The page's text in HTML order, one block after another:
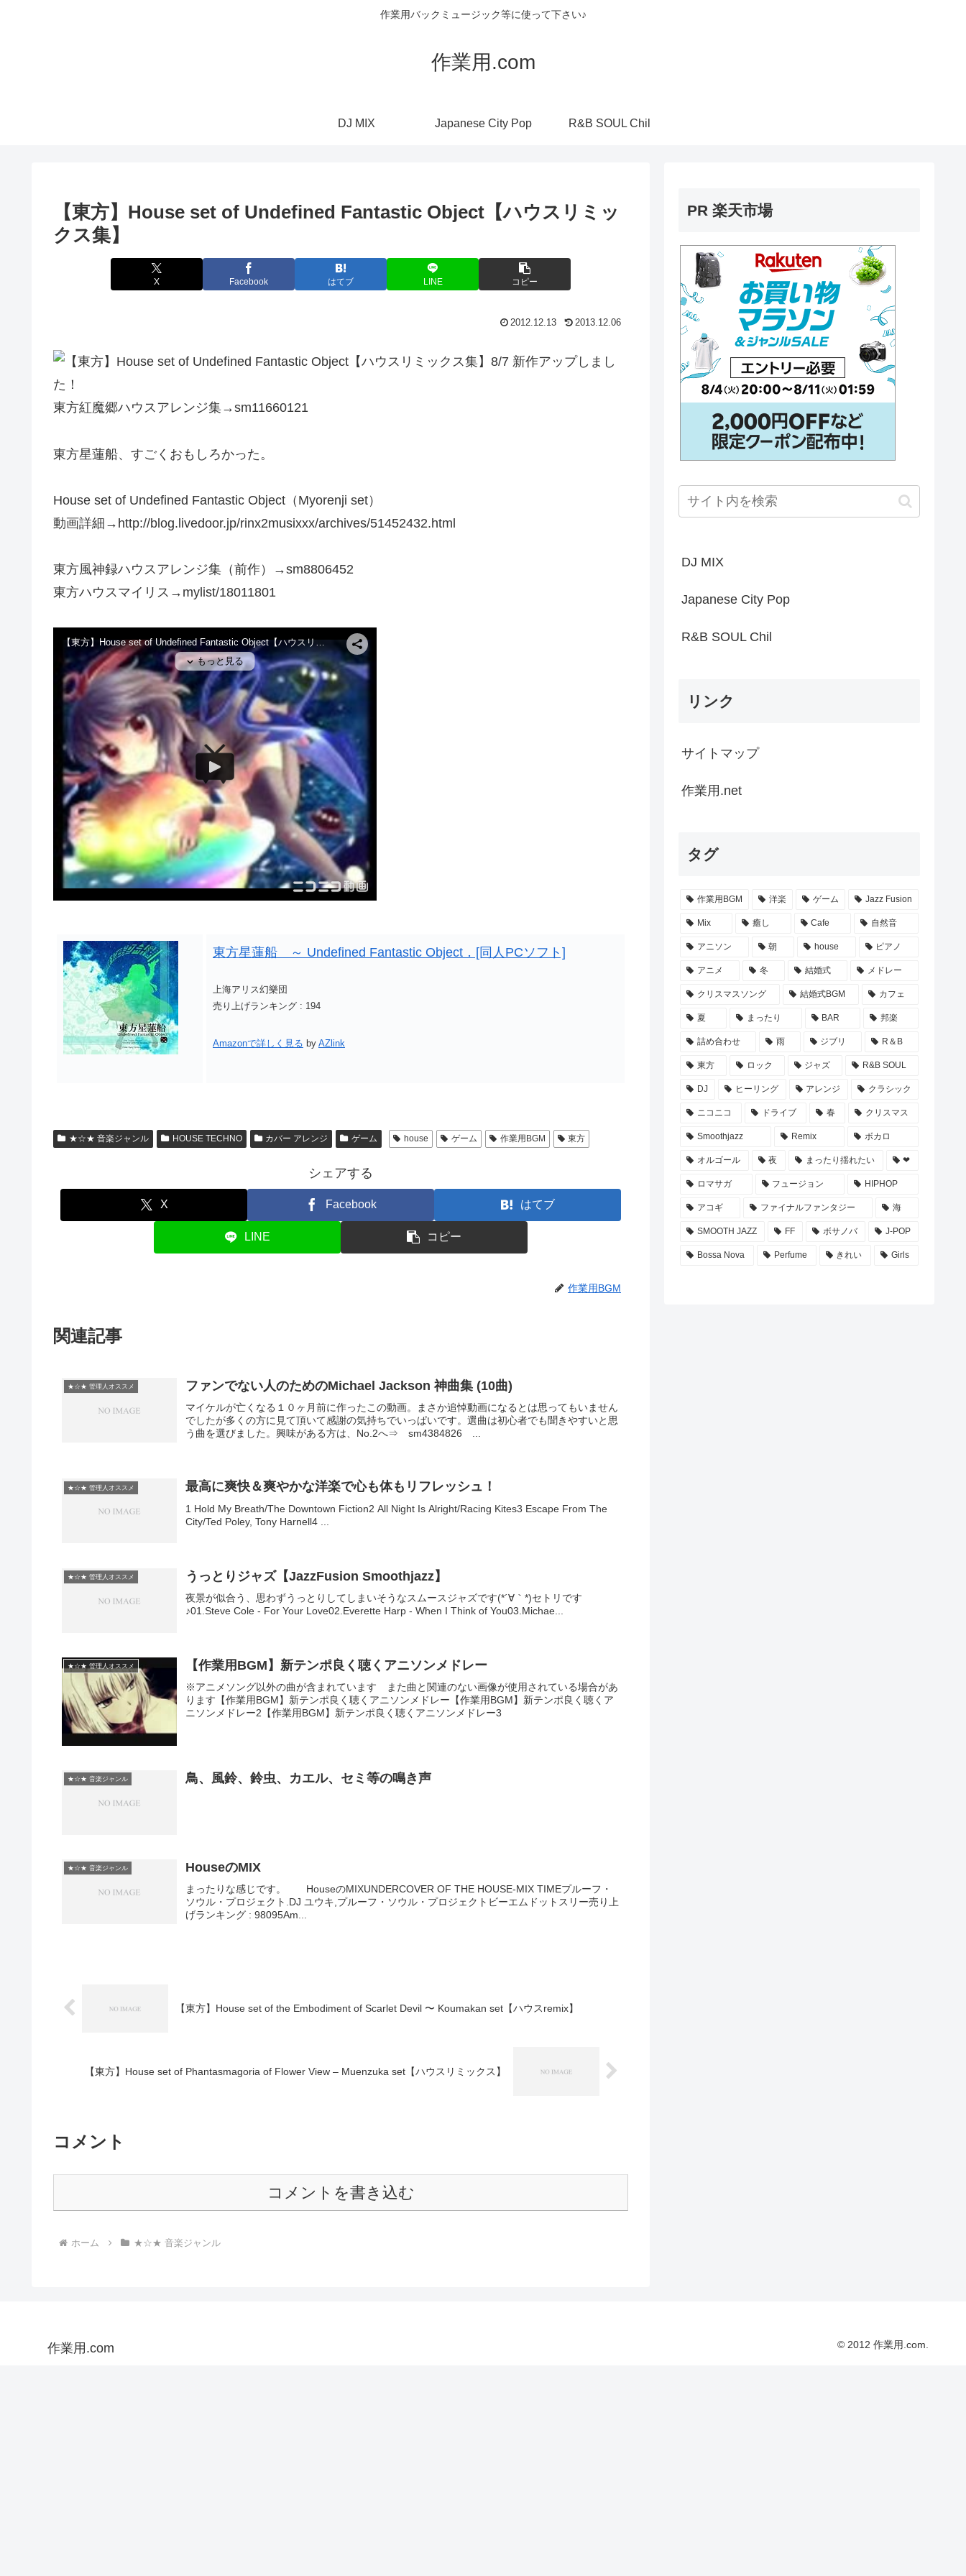
作業用バックミュージック等に使って下さい♪
作業用.com
DJ MIX Japanese City Pop R&B SOUL Chil
【東方】House set of Undefined Fantastic Object【ハウスリミッ
クス集】
X Facebook はてブ LINE コピー
2012.12.13 2013.12.06
8/7 新作アップしまし
た！
東方紅魔郷ハウスアレンジ集→sm11660121
東方星蓮船、すごくおもしろかった。
House set of Undefined Fantastic Object（Myorenji set）
動画詳細→http://blog.livedoor.jp/rinx2musixxx/archives/51452432.html
東方風神録ハウスアレンジ集（前作）→sm8806452
東方ハウスマイリス→mylist/18011801
東方星蓮船 ～ Undefined Fantastic Object．[同人PCソフト]
上海アリス幻樂団
売り上げランキング : 194
Amazonで詳しく見る by AZlink
★☆★ 音楽ジャンル HOUSE TECHNO カバー アレンジ ゲーム house ゲーム 作業用BGM 東方
シェアする
X Facebook はてブ
LINE コピー
作業用BGM
関連記事
★☆★ 管理人オススメ ファンでない人のためのMichael Jackson 神曲集 (10曲)
マイケルが亡くなる１０ヶ月前に作ったこの動画。まさか追悼動画になるとは思ってもいません
でしたが多くの方に見て頂いて感謝の気持ちでいっぱいです。選曲は初心者でも聞きやすいと思
う曲を選びました。興味がある方は、No.2へ⇒ sm4384826 ...
★☆★ 管理人オススメ 最高に爽快＆爽やかな洋楽で心も体もリフレッシュ！
1 Hold My Breath/The Downtown Fiction2 All Night Is Alright/Racing Kites3 Escape From The
City/Ted Poley, Tony Harnell4 ...
★☆★ 管理人オススメ うっとりジャズ【JazzFusion Smoothjazz】
夜景が似合う、思わずうっとりしてしまいそうなスムースジャズです(*´∀｀*)セトリです
♪01.Steve Cole - For Your Love02.Everette Harp - When I Think of You03.Michae...
★☆★ 管理人オススメ 【作業用BGM】新テンポ良く聴くアニソンメドレー
※アニメソング以外の曲が含まれています また曲と関連のない画像が使用されている場合があ
ります【作業用BGM】新テンポ良く聴くアニソンメドレー【作業用BGM】新テンポ良く聴くア
ニソンメドレー2【作業用BGM】新テンポ良く聴くアニソンメドレー3
★☆★ 音楽ジャンル 鳥、風鈴、鈴虫、カエル、セミ等の鳴き声
★☆★ 音楽ジャンル HouseのMIX
まったりな感じです。 HouseのMIXUNDERCOVER OF THE HOUSE-MIX TIMEプルーフ・
ソウル・プロジェクト.DJ ユウキ,プルーフ・ソウル・プロジェクトビーエムドットスリー売り上
げランキング : 98095Am...
【東方】House set of the Embodiment of Scarlet Devil 〜 Koumakan set【ハウスremix】
【東方】House set of Phantasmagoria of Flower View – Muenzuka set【ハウスリミックス】
コメント
コメントを書き込む
ホーム ★☆★ 音楽ジャンル
PR 楽天市場
DJ MIX
Japanese City Pop
R&B SOUL Chil
リンク
サイトマップ
作業用.net
タグ
作業用BGM 洋楽 ゲーム Jazz Fusion
Mix 癒し Cafe 自然音
アニソン 朝 house ピアノ
アニメ 冬 結婚式 メドレー
クリスマスソング 結婚式BGM カフェ
夏 まったり BAR 邦楽
詰め合わせ 雨 ジブリ R＆B
東方 ロック ジャズ R&B SOUL
DJ ヒーリング アレンジ クラシック
ニコニコ ドライブ 春 クリスマス
Smoothjazz Remix ボカロ
オルゴール 夜 まったり揺れたい ❤
ロマサガ フュージョン HIPHOP
アコギ ファイナルファンタジー 海
SMOOTH JAZZ FF ボサノバ J-POP
Bossa Nova Perfume きれい Girls
作業用.com © 2012 作業用.com.